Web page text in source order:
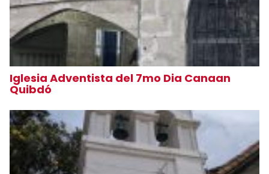
Iglesia Adventista del 7mo Dia Canaan
Quibdó